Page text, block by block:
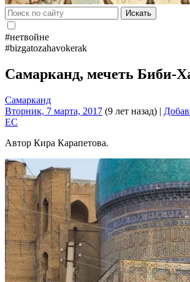
Искать
#нетвойне
#bizgatozahavokerak
Самарканд, мечеть Биби-
Самарканд
Вторник, 7 марта, 2017 (9 лет назад) |
EC
Автор Кира Карапетова.